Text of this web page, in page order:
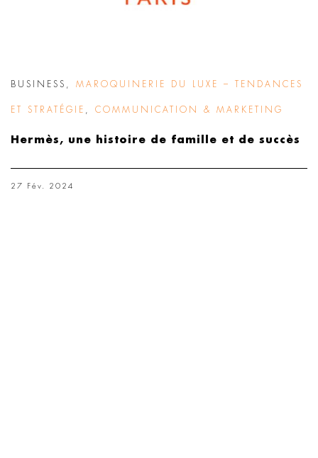
BUSINESS MAROQUINERIE DU LUXE – TENDANCES
ET STRATÉGIE COMMUNICATION & MARKETING
Hermès, une histoire de famille et de succès
27 Fév. 2024